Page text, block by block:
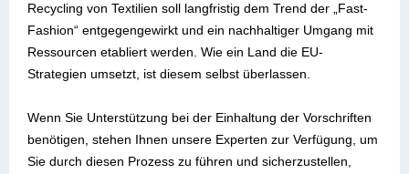
Recycling von Textilien soll langfristig dem Trend der „Fast-
Fashion“ entgegengewirkt und ein nachhaltiger Umgang mit
Ressourcen etabliert werden. Wie ein Land die EU-
Strategien umsetzt, ist diesem selbst überlassen.
Wenn Sie Unterstützung bei der Einhaltung der Vorschriften
benötigen, stehen Ihnen unsere Experten zur Verfügung, um
Sie durch diesen Prozess zu führen und sicherzustellen,